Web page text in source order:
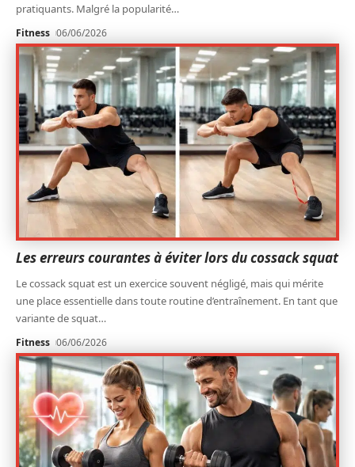
pratiquants. Malgré la popularité…
Fitness 06/06/2026
Les erreurs courantes à éviter lors du cossack squat
Le cossack squat est un exercice souvent négligé, mais qui mérite
une place essentielle dans toute routine d’entraînement. En tant que
variante de squat…
Fitness 06/06/2026